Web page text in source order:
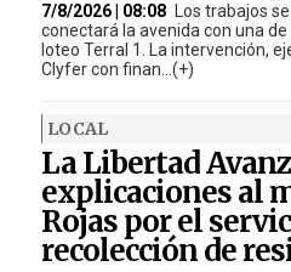
7/8/2026 | 08:08 Los trabajos
conectará la avenida con una
loteo Terral 1. La intervención,
Clyfer con finan...(+)
LOCAL
La Libertad
explicaciones al
Rojas por el
recolección de